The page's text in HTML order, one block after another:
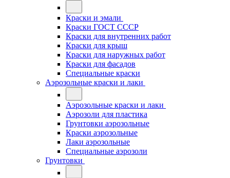
Краски и эмали
Краски ГОСТ СССР
Краски для внутренних работ
Краски для крыш
Краски для наружных работ
Краски для фасадов
Специальные краски
Аэрозольные краски и лаки
Аэрозольные краски и лаки
Аэрозоли для пластика
Грунтовки аэрозольные
Краски аэрозольные
Лаки аэрозольные
Специальные аэрозоли
Грунтовки